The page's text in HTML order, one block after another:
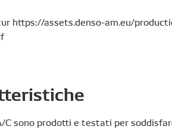
https://assets.denso-am.eu/
sono prodotti e testati per